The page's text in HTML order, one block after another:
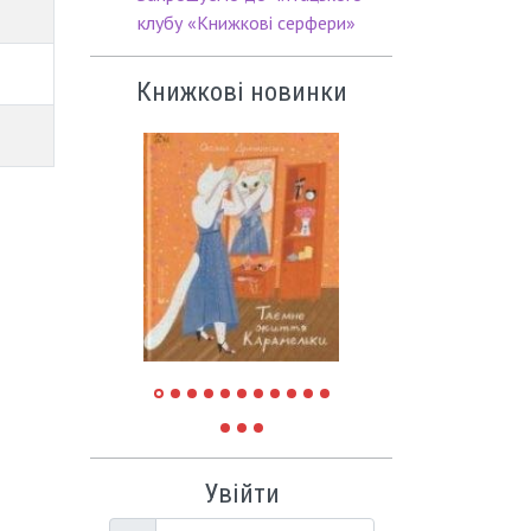
клубу «Книжкові серфери»
Книжкові новинки
Увійти